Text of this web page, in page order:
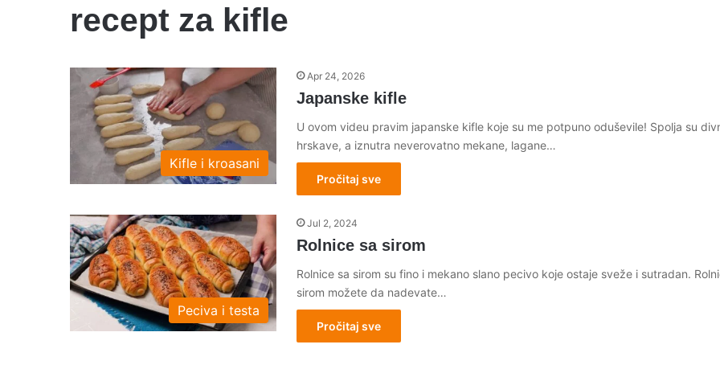
recept za kifle
Kifle i kroasani
Apr 24, 2026
Japanske kifle
U ovom videu pravim japanske kifle koje su me potpuno oduševile! Spolja su
hrskave, a iznutra neverovatno mekane, lagane…
Pročitaj sve
Peciva i testa
Jul 2, 2024
Rolnice sa sirom
Rolnice sa sirom su fino i mekano slano pecivo koje ostaje sveže i sutradan.
sirom možete da nadevate…
Pročitaj sve